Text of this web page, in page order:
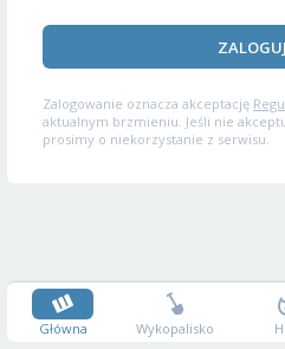
Zalogowanie oznacza akceptację
aktualnym brzmieniu. Jeśli nie
prosimy o niekorzystanie z serwisu.
Główna Wykopalisko